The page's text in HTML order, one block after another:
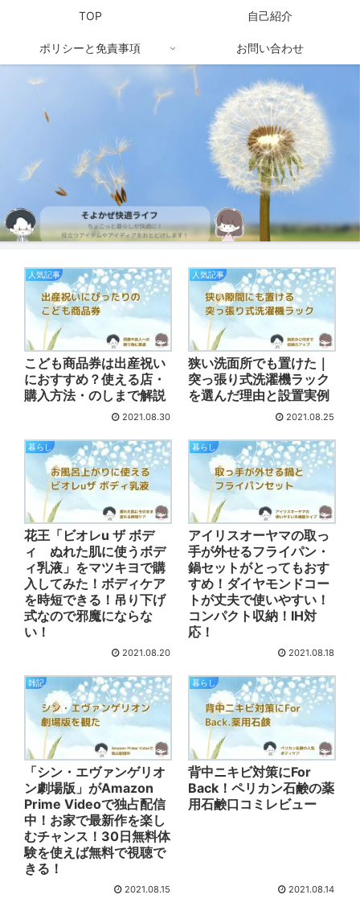
TOP 自己紹介
ポリシーと免責事項 お問い合わせ
人気記事
こども商品券は出産祝い
におすすめ？使える店・
購入方法・のしまで解説
2021.08.30
人気記事
狭い洗面所でも置けた｜
突っ張り式洗濯機ラック
を選んだ理由と設置実例
2021.08.25
暮らし
花王「ビオレu ザ ボデ
ィ ぬれた肌に使うボデ
ィ乳液」をマツキヨで購
入してみた！ボディケア
を時短できる！吊り下げ
式なので邪魔にならな
い！
2021.08.20
暮らし
アイリスオーヤマの取っ
手が外せるフライパン・
鍋セットがとってもおす
すめ！ダイヤモンドコー
トが丈夫で使いやすい！
コンパクト収納！IH対
応！
2021.08.18
雑記
「シン・エヴァンゲリオ
ン劇場版」がAmazon
Prime Videoで独占配信
中！お家で最新作を楽し
むチャンス！30日無料体
験を使えば無料で視聴で
きる！
2021.08.15
暮らし
背中ニキビ対策にFor
Back！ペリカン石鹸の薬
用石鹸口コミレビュー
2021.08.14